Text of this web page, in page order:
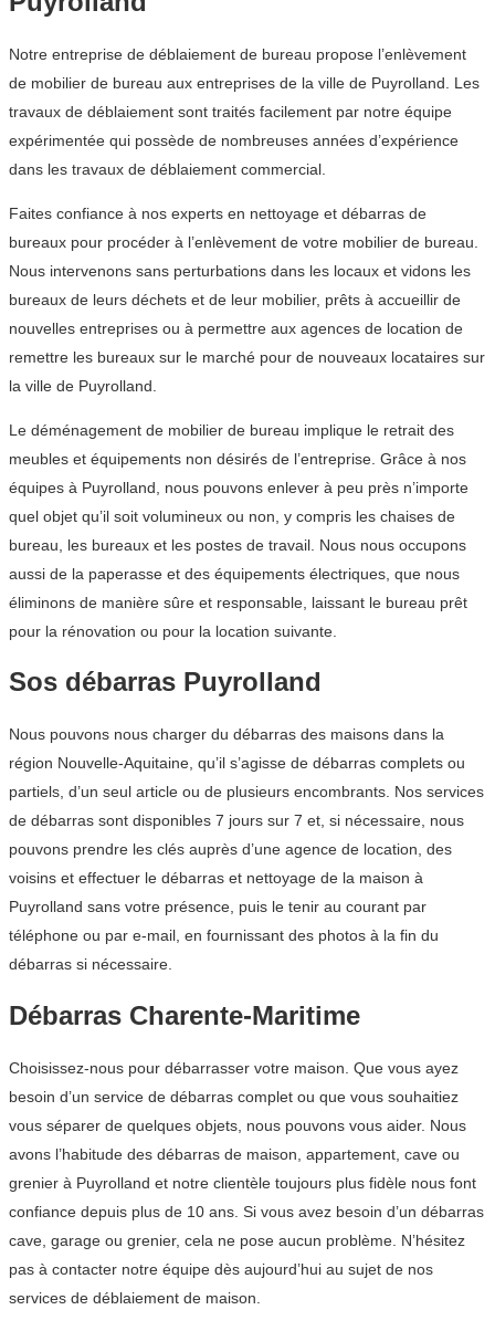
Notre entreprise de déblaiement de bureau propose l’enlèvement
de mobilier de bureau aux entreprises de la ville de Puyrolland. Les
travaux de déblaiement sont traités facilement par notre équipe
expérimentée qui possède de nombreuses années d’expérience
dans les travaux de déblaiement commercial.
Faites confiance à nos experts en nettoyage et débarras de
bureaux pour procéder à l’enlèvement de votre mobilier de bureau.
Nous intervenons sans perturbations dans les locaux et vidons les
bureaux de leurs déchets et de leur mobilier, prêts à accueillir de
nouvelles entreprises ou à permettre aux agences de location de
remettre les bureaux sur le marché pour de nouveaux locataires sur
la ville de Puyrolland.
Le déménagement de mobilier de bureau implique le retrait des
meubles et équipements non désirés de l’entreprise. Grâce à nos
équipes à Puyrolland, nous pouvons enlever à peu près n’importe
quel objet qu’il soit volumineux ou non, y compris les chaises de
bureau, les bureaux et les postes de travail. Nous nous occupons
aussi de la paperasse et des équipements électriques, que nous
éliminons de manière sûre et responsable, laissant le bureau prêt
pour la rénovation ou pour la location suivante.
Sos débarras Puyrolland
Nous pouvons nous charger du débarras des maisons dans la
région Nouvelle-Aquitaine, qu’il s’agisse de débarras complets ou
partiels, d’un seul article ou de plusieurs encombrants. Nos services
de débarras sont disponibles 7 jours sur 7 et, si nécessaire, nous
pouvons prendre les clés auprès d’une agence de location, des
voisins et effectuer le débarras et nettoyage de la maison à
Puyrolland sans votre présence, puis le tenir au courant par
téléphone ou par e-mail, en fournissant des photos à la fin du
débarras si nécessaire.
Débarras Charente-Maritime
Choisissez-nous pour débarrasser votre maison. Que vous ayez
besoin d’un service de débarras complet ou que vous souhaitiez
vous séparer de quelques objets, nous pouvons vous aider. Nous
avons l’habitude des débarras de maison, appartement, cave ou
grenier à Puyrolland et notre clientèle toujours plus fidèle nous font
confiance depuis plus de 10 ans. Si vous avez besoin d’un débarras
cave, garage ou grenier, cela ne pose aucun problème. N’hésitez
pas à contacter notre équipe dès aujourd’hui au sujet de nos
services de déblaiement de maison.